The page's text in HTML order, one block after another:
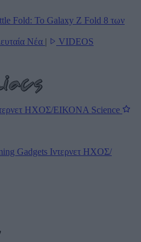
Fold: Το Galaxy Z Fold 8 των
Νέα | VIDEOS
ΗΧΟΣ/ΕΙΚΟΝΑ Science
Gadgets Ιντερνετ ΗΧΟΣ/